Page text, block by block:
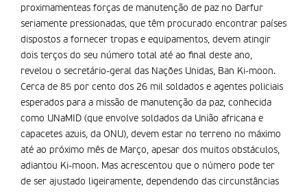
proximamenteas forças de manutenção de paz no Darfur
seriamente pressionadas, que têm procurado encontrar países
dispostos a fornecer tropas e equipamentos, devem atingir
dois terços do seu número total até ao final deste ano,
revelou o secretário-geral das Nações Unidas, Ban Ki-moon.
Cerca de 85 por cento dos 26 mil soldados e agentes policiais
esperados para a missão de manutenção da paz, conhecida
como UNaMID (que envolve soldados da União africana e
capacetes azuis, da ONU), devem estar no terreno no máximo
até ao próximo mês de Março, apesar dos muitos obstáculos,
adiantou Ki-moon. Mas acrescentou que o número pode ter
de ser ajustado ligeiramente, dependendo das circunstâncias